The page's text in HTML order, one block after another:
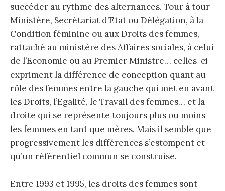
succéder au rythme des alternances. Tour à tour
Ministère, Secrétariat d’Etat ou Délégation, à la
Condition féminine ou aux Droits des femmes,
rattaché au ministère des Affaires sociales, à celui
de l’Economie ou au Premier Ministre… celles-ci
expriment la différence de conception quant au
rôle des femmes entre la gauche qui met en avant
les Droits, l’Egalité, le Travail des femmes… et la
droite qui se représente toujours plus ou moins
les femmes en tant que mères. Mais il semble que
progressivement les différences s’estompent et
qu’un référentiel commun se construise.
Entre 1993 et 1995, les droits des femmes sont